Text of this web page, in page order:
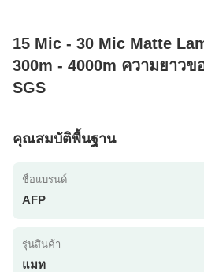
15 Mic - 30 Mic Matte
300m - 4000m ความยาว
SGS
คุณสมบัติพื้นฐาน
ชื่อแบรนด์
AFP
รุ่นสินค้า
แมท